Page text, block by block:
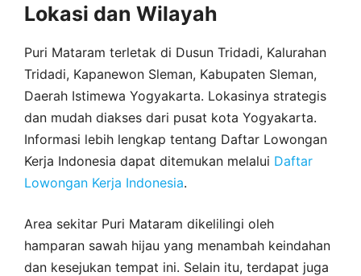
Lokasi dan Wilayah
Puri Mataram terletak di Dusun Tridadi, Kalurahan
Tridadi, Kapanewon Sleman, Kabupaten Sleman,
Daerah Istimewa Yogyakarta. Lokasinya strategis
dan mudah diakses dari pusat kota Yogyakarta.
Informasi lebih lengkap tentang Daftar Lowongan
Kerja Indonesia dapat ditemukan melalui Daftar
Lowongan Kerja Indonesia.
Area sekitar Puri Mataram dikelilingi oleh
hamparan sawah hijau yang menambah keindahan
dan kesejukan tempat ini. Selain itu, terdapat juga